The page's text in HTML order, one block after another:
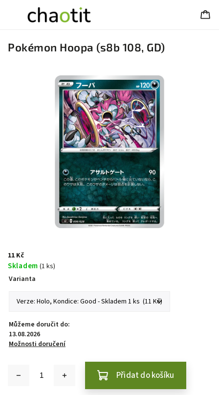
Pokémon Hoopa (s8b 108, GD)
11 Kč
Skladem (1 ks)
Varianta
Můžeme doručit do:
13.08.2026
Možnosti doručení
Přidat do košíku